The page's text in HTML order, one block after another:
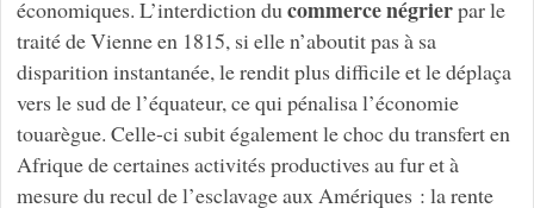
économiques. L’interdiction du commerce négrierpar le
traité de Vienne en 1815, si elle n’aboutit pas à sa
disparition instantanée, le rendit plus difficile et le déplaça
vers le sud de l’équateur, ce qui pénalisa l’économie
touarègue. Celle-ci subit également le choc du transfert en
Afrique de certaines activités productives au fur et à
mesure du recul de l’esclavage aux Amériques : la rente